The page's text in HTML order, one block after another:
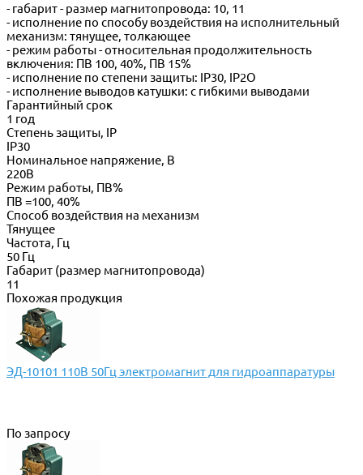
- габарит - размер магнитопровода: 10, 11
- исполнение по способу воздействия на исполнительный
механизм: тянущее, толкающее
- режим работы - относительная продолжительность
включения: ПВ 100, 40%, ПВ 15%
- исполнение по степени защиты: IP30, IP2О
- исполнение выводов катушки: с гибкими выводами
Гарантийный срок
1 год
Степень защиты, IP
IP30
Номинальное напряжение, В
220В
Режим работы, ПВ%
ПВ =100, 40%
Способ воздействия на механизм
Тянущее
Частота, Гц
50 Гц
Габарит (размер магнитопровода)
11
Похожая продукция
ЭД-10101 110В 50Гц электромагнит для гидроаппаратуры
По запросу